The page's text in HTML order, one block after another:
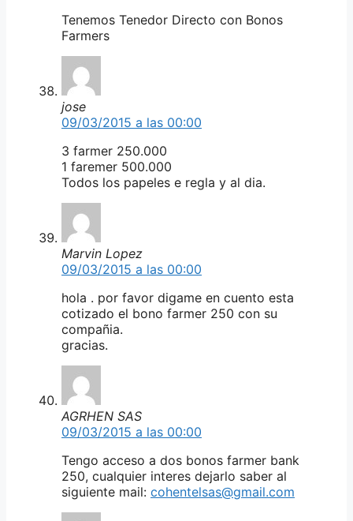
Tenemos Tenedor Directo con Bonos
Farmers
jose
09/03/2015 a las 00:00
3 farmer 250.000
1 faremer 500.000
Todos los papeles e regla y al dia.
Marvin Lopez
09/03/2015 a las 00:00
hola . por favor digame en cuento esta
cotizado el bono farmer 250 con su
compañia.
gracias.
AGRHEN SAS
09/03/2015 a las 00:00
Tengo acceso a dos bonos farmer bank
250, cualquier interes dejarlo saber al
siguiente mail: cohentelsas@gmail.com